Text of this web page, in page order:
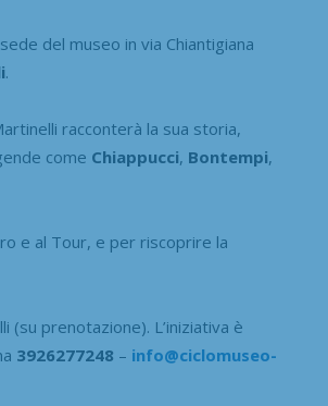
del museo in via Chiantigiana
.
racconterà la sua storia,
come Chiappucci, Bontempi,
e al Tour, e per riscoprire la
(su prenotazione). L’iniziativa è
3926277248 – info@ciclomuseo-